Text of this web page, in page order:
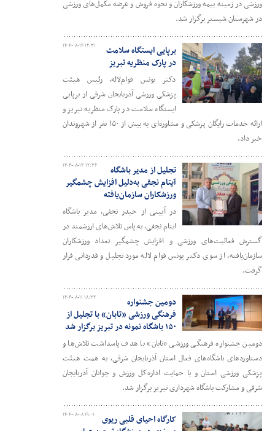
ورزشی در زمینه بیمه ورزشکاران و نحوه فروش و عرضه مکمل‌های ورزشی
در شهرستان شبستر برگزار شد.
۱۴۰۴-۰۸-۱۴ ۱۲:۲۱
برپایی ایستگاه سلامت
در پارک منظریه تبریز
دکتر یونس قوام‌لاله، رئیس هیئت
پزشکی ورزشی آذربایجان شرقی از برپایی
ایستگاه سلامت در پارک منظریه تبریز و
ارائه خدمات رایگان پزشکی و مشاوره‌ای به بیش از ۱۵۰ نفر از شهروندان
خبر داد.
۱۴۰۴-۰۸-۱۳ ۱۲:۳۶
تجلیل از مدیر باشگاه
آیتام نجفی به‌دلیل افزایش چشمگیر
ورزشکاران سازمان‌یافته
در آیینی از حیدر نجفی، مدیر باشگاه
ایتام نجفی، به پاس تلاش‌های ارزشمند در
گسترش فعالیت‌های ورزشی و افزایش چشمگیر تعداد ورزشکاران
سازمان‌یافته، از سوی دکتر یونس قوام لاله مورد تجلیل و قدردانی قرار
گرفت.
۱۴۰۴-۰۸-۱۱ ۱۸:۳۲
دومین جشنواره
فرهنگی ورزشی «تابان» با تجلیل از
۱۵۰ باشگاه نمونه در تبریز برگزار شد
دومین جشنواره فرهنگی ورزشی «تابان» با هدف پاسداشت تلاش‌ها و
دستاوردهای باشگاه‌های فعال استان آذربایجان شرقی، به همت هیئت
پزشکی ورزشی استان و با حمایت اداره‌کل ورزش و جوانان آذربایجان
شرقی و مشارکت باشگاه شهرداری تبریز برگزار شد.
۱۴۰۴-۰۸-۰۸ ۱۹:۰۱
کارگاه احیای قلبی ریوی